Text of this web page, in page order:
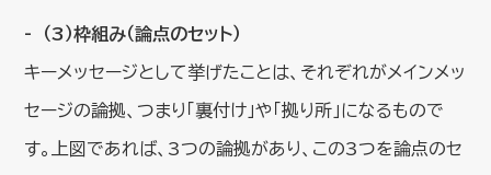
（3）枠組み（論点のセット）
キーメッセージとして挙げたことは、それぞれがメインメッ
セージの論拠、つまり「裏付け」や「拠り所」になるもので
す。上図であれば、3つの論拠があり、この3つを論点のセ